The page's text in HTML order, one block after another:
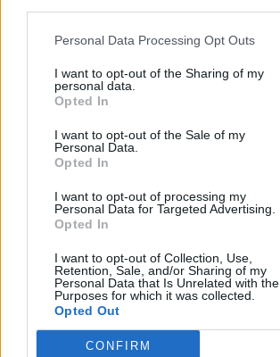
Personal Data Processing Opt Outs
I want to opt-out of the Sharing of my
personal data.
Opted In
I want to opt-out of the Sale of my
Personal Data.
Opted In
I want to opt-out of processing my
Personal Data for Targeted Advertising.
Opted In
I want to opt-out of Collection, Use,
Retention, Sale, and/or Sharing of my
Personal Data that Is Unrelated with the
Purposes for which it was collected.
Opted Out
CONFIRM
sequestri
Da parte delle Fiamme Gialle